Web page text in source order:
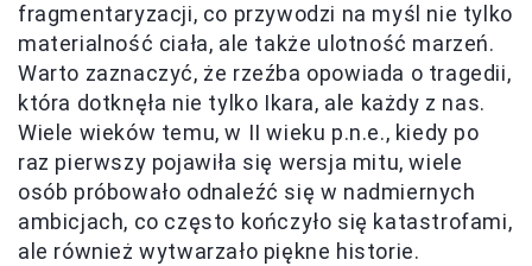
fragmentaryzacji, co przywodzi na myśl nie tylko
materialność ciała, ale także ulotność marzeń.
Warto zaznaczyć, że rzeźba opowiada o tragedii,
która dotknęła nie tylko Ikara, ale każdy z nas.
Wiele wieków temu, w II wieku p.n.e., kiedy po
raz pierwszy pojawiła się wersja mitu, wiele
osób próbowało odnaleźć się w nadmiernych
ambicjach, co często kończyło się katastrofami,
ale również wytwarzało piękne historie.